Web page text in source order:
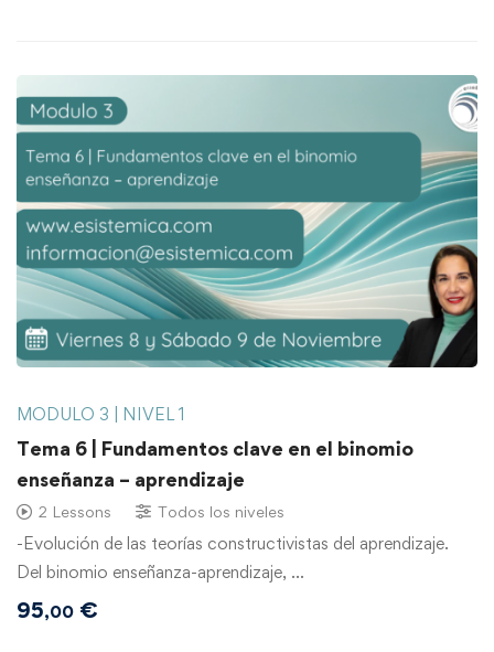
MODULO 3 | NIVEL 1
Tema 6 | Fundamentos clave en el binomio
enseñanza – aprendizaje
2 Lessons Todos los niveles
-Evolución de las teorías constructivistas del aprendizaje.
Del binomio enseñanza-aprendizaje, …
95,00 €